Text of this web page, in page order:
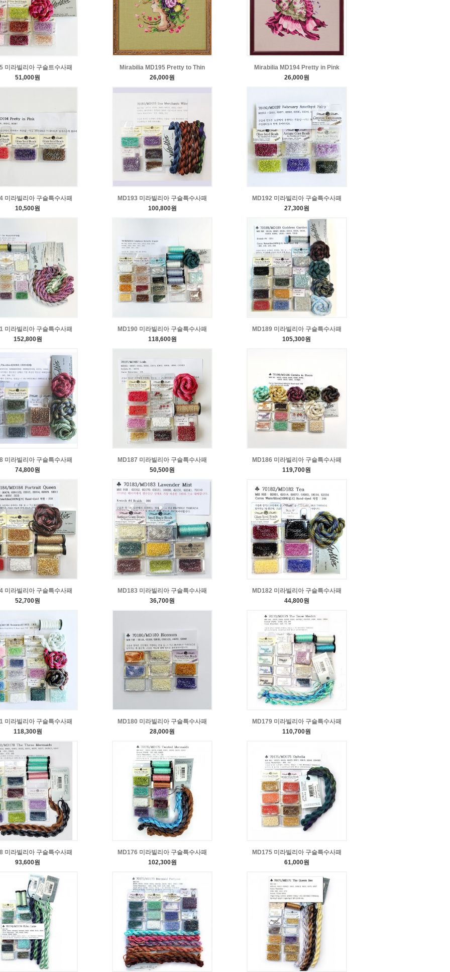
미라빌리아 구슬트수사패
51,000원
Mirabilia MD195 Pretty to Thin
26,000원
Mirabilia MD194 Pretty in Pink
26,000원
미라빌리아 구슬특수사패
10,500원
MD193 미라빌리아 구슬특수사패
100,800원
MD192 미라빌리아 구슬특수사패
27,300원
미라빌리아 구슬특수사패
152,800원
MD190 미라빌리아 구슬특수사패
118,600원
MD189 미라빌리아 구슬특수사패
105,300원
미라빌리아 구슬특수사패
74,800원
MD187 미라빌리아 구슬특수사패
50,500원
MD186 미라빌리아 구슬특수사패
119,700원
미라빌리아 구슬특수사패
52,700원
MD183 미라빌리아 구슬특수사패
36,700원
MD182 미라빌리아 구슬특수사패
44,800원
미라빌리아 구슬특수사패
118,300원
MD180 미라빌리아 구슬특수사패
28,000원
MD179 미라빌리아 구슬특수사패
110,700원
미라빌리아 구슬특수사패
93,600원
MD176 미라빌리아 구슬특수사패
102,300원
MD175 미라빌리아 구슬특수사패
61,000원